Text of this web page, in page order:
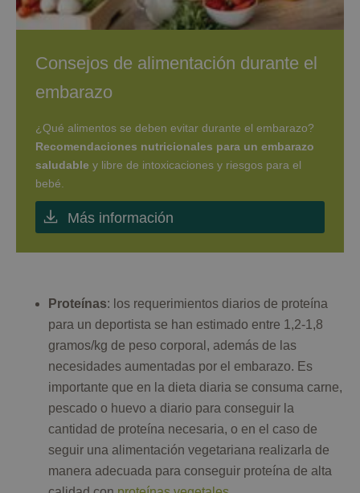
Consejos de alimentación durante el
embarazo
¿Qué alimentos se deben evitar durante el embarazo?
Recomendaciones nutricionales para un embarazo
saludable y libre de intoxicaciones y riesgos para el
bebé.
Más información
Proteínas: los requerimientos diarios de proteína
para un deportista se han estimado entre 1,2-1,8
gramos/kg de peso corporal, además de las
necesidades aumentadas por el embarazo. Es
importante que en la dieta diaria se consuma carne,
pescado o huevo a diario para conseguir la
cantidad de proteína necesaria, o en el caso de
seguir una alimentación vegetariana realizarla de
manera adecuada para conseguir proteína de alta